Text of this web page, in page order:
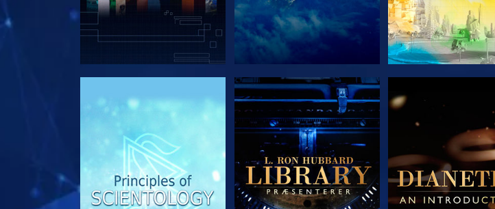
UDFORSK SERIEN UDFORSK SERIEN UDFORSK SERIEN